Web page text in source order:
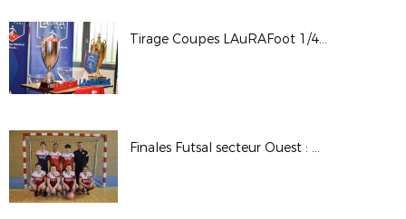
Tirage Coupes LAuRAFoot 1/4 et 1/2 - St Maurice de Beynost
Finales Futsal secteur Ouest : U15F et seniors F